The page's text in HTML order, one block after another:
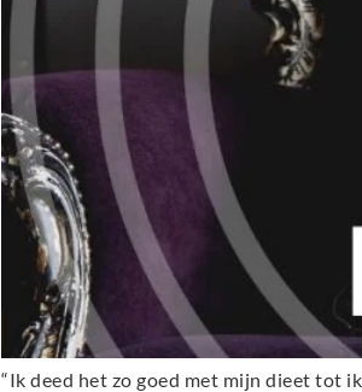
“Ik deed het zo goed met mijn dieet tot